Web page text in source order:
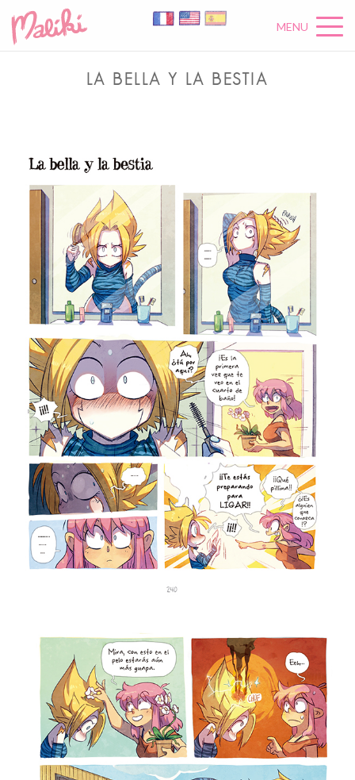
MENU
LA BELLA Y LA BESTIA